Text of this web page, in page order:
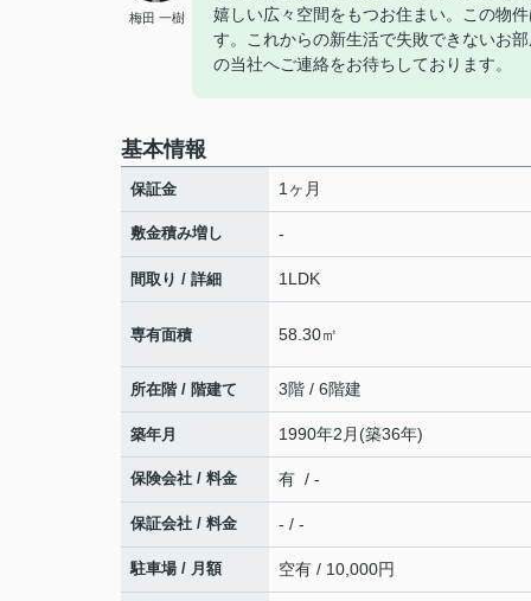
梅田 一樹
嬉しい広々空間をもつお住まい。この物
す。これからの新生活で失敗できないお
の当社へご連絡をお待ちしております。
基本情報
保証金 1ヶ月
敷金積み増し -
間取り / 詳細 1LDK
専有面積 58.30㎡
所在階 / 階建て 3階 / 6階建
築年月 1990年2月(築36年)
保険会社 / 料金 有 / -
保証会社 / 料金 - / -
駐車場 / 月額 空有 / 10,000円